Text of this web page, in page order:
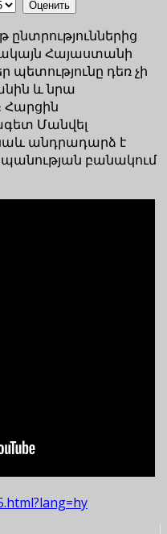
Հայաստանի
դեռ չի
և նրա
Հարցին
Մանվել
անդրադարձ է
բանակում